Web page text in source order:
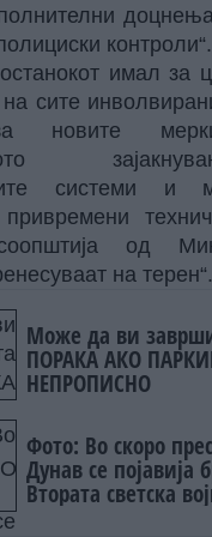
контроли“.
имал за
на сите
новите
системи и
од
на терен“.
Може да ви
ПОРАКА АКО
НЕПРОПИСНО
Фото: Во скоро
Дунав се појавија
Втората светска